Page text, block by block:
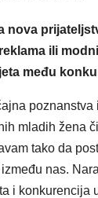
nova
ili
među
poznanstva
mladih žena
tako da
nas.
i konkurencija